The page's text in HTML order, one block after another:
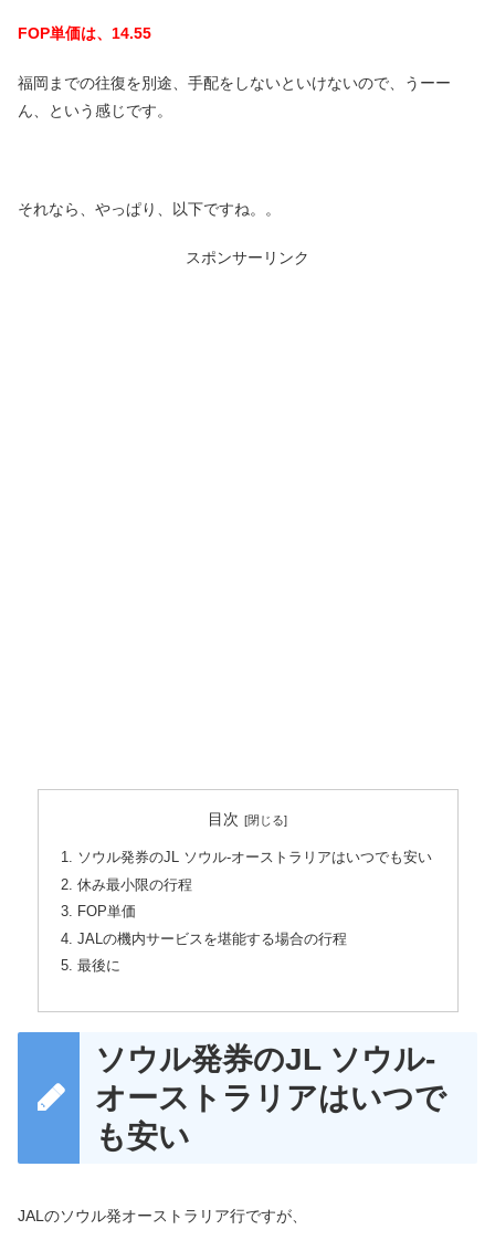
FOP単価は、14.55
福岡までの往復を別途、手配をしないといけないので、うーー
ん、という感じです。
それなら、やっぱり、以下ですね。。
スポンサーリンク
目次
ソウル発券のJL ソウル-オーストラリアはいつでも安い
休み最小限の行程
FOP単価
JALの機内サービスを堪能する場合の行程
最後に
ソウル発券のJL ソウル-
オーストラリアはいつで
も安い
JALのソウル発オーストラリア行ですが、